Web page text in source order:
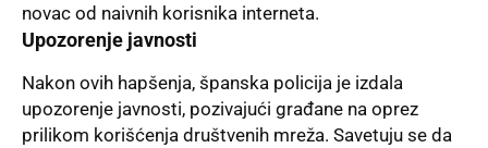
novac od naivnih korisnika interneta.
Upozorenje javnosti
Nakon ovih hapšenja, španska policija je izdala
upozorenje javnosti, pozivajući građane na oprez
prilikom korišćenja društvenih mreža. Savetuju se da